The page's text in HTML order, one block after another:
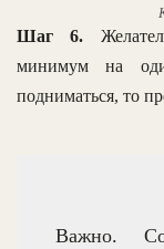
Шаг 6.
минимум на
подниматься, то
Важно.